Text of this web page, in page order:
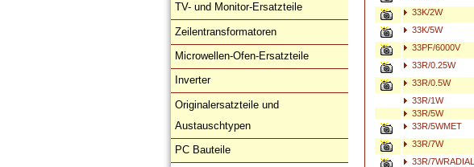
TV- und Monitor-Ersatzteile
Zeilentransformatoren
Microwellen-Ofen-Ersatzteile
Inverter
Originalersatzteile und
Austauschtypen
PC Bauteile
33K/2W
33K/5W
33PF/6000V
33R/0.25W
33R/0.5W
33R/1W
33R/5W
33R/5WMET
33R/7W
33R/7WRADIAL